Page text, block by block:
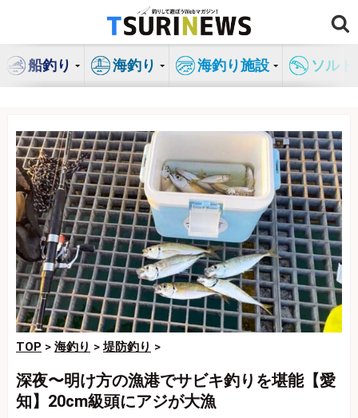
ン
船釣り 海釣り 海釣り施設 ソル
TOP > 海釣り >堤防釣り >
深夜〜明け方の漁港でサビキ釣りを堪能【愛
知】20cm級頭にアジが大漁